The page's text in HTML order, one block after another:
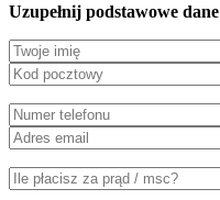
Uzupełnij podstawowe dane